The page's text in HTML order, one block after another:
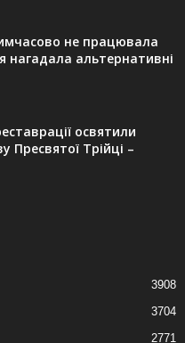
не працювала
нагадала альтернативні
освятили
Пресвятої Трійці –
3908
3704
2771